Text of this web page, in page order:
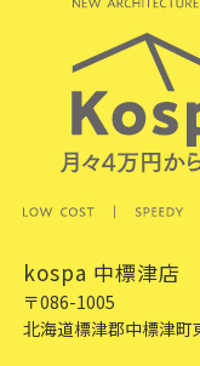
kospa 中標津店
〒086-1005
北海道標津郡中標津